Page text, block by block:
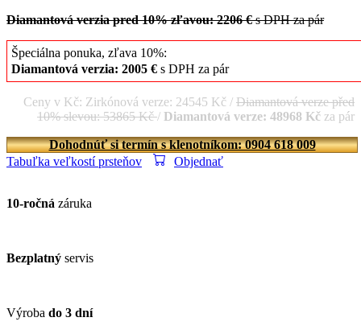
Diamantová verzia pred 10% zľavou: 2206 €s DPH za pár
Špeciálna ponuka, zľava 10%:
Diamantová verzia: 2005 € s DPH za pár
Ceny v Kč: Zirkónová verze: 24545 Kč / Diamantová verze před
10% slevou: 53865 Kč/ Diamantová verze: 48968 Kč za pár
Dohodnúť si termín s klenotníkom: 0904 618 009
Tabuľka veľkostí prsteňov
Objednať
10-ročná záruka
Bezplatný servis
Výroba do 3 dní